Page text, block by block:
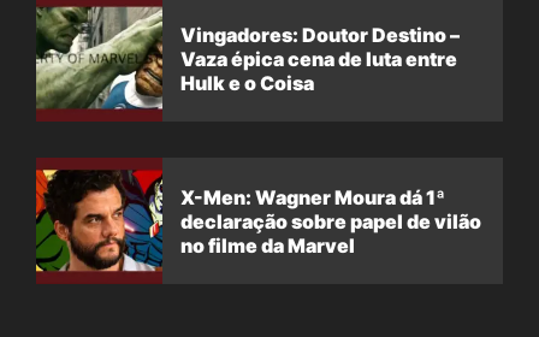
Vingadores: Doutor Destino –
Vaza épica cena de luta entre
Hulk e o Coisa
X-Men: Wagner Moura dá 1ª
declaração sobre papel de vilão
no filme da Marvel